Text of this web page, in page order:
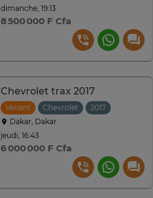
dimanche, 19:13
8 500 000 F Cfa
Chevrolet trax 2017
Venant Chevrolet 2017
Dakar, Dakar
jeudi, 16:43
6 000 000 F Cfa